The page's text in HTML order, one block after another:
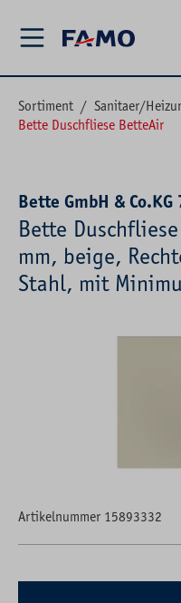
Sortiment / Sanitaer/
Bette Duschfliese BetteAir
Bette GmbH &
Bette
mm, beige,
Stahl, mit
Artikelnummer 15893332